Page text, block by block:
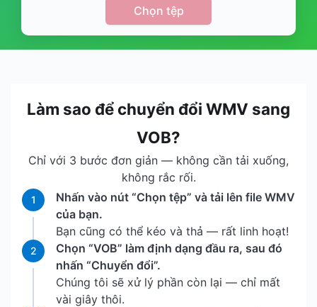
Chọn tệp
Làm sao để chuyển đổi WMV sang
VOB?
Chỉ với 3 bước đơn giản — không cần tải xuống,
không rắc rối.
1
Nhấn vào nút “Chọn tệp” và tải lên file WMV
của bạn.
Bạn cũng có thể kéo và thả — rất linh hoạt!
2
Chọn “VOB” làm định dạng đầu ra, sau đó
nhấn “Chuyển đổi”.
Chúng tôi sẽ xử lý phần còn lại — chỉ mất
vài giây thôi.